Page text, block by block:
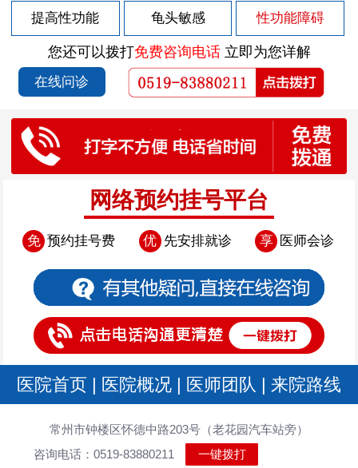
提高性功能 龟头敏感 性功能障碍
您还可以拨打免费咨询电话立即为您详解
在线问诊
网络预约挂号平台
免 预约挂号费 优 先安排就诊 享 医师会诊
医院首页 | 医院概况 | 医师团队 | 来院路线
常州市钟楼区怀德中路203号（老花园汽车站旁）
咨询电话：0519-83880211
一键拨打